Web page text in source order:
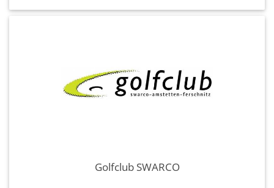
Golfclub SWARCO